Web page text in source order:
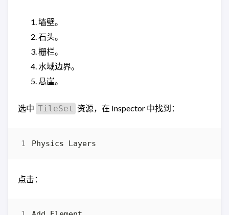
墙壁。
石头。
栅栏。
水域边界。
悬崖。
选中 TileSet 资源，在 Inspector 中找到：
点击：